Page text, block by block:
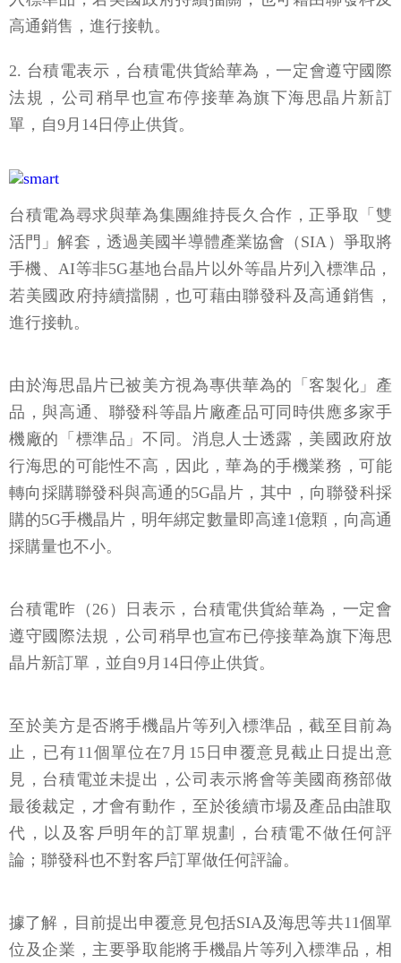
高通銷售，進行接軌。
2. 台積電表示，台積電供貨給華為，一定會遵守國際
法規，公司稍早也宣布停接華為旗下海思晶片新訂
單，自9月14日停止供貨。
台積電為尋求與華為集團維持長久合作，正爭取「雙
活門」解套，透過美國半導體產業協會（SIA）爭取將
手機、AI等非5G基地台晶片以外等晶片列入標準品，
若美國政府持續擋關，也可藉由聯發科及高通銷售，
進行接軌。
由於海思晶片已被美方視為專供華為的「客製化」產
品，與高通、聯發科等晶片廠產品可同時供應多家手
機廠的「標準品」不同。消息人士透露，美國政府放
行海思的可能性不高，因此，華為的手機業務，可能
轉向採購聯發科與高通的5G晶片，其中，向聯發科採
購的5G手機晶片，明年綁定數量即高達1億顆，向高通
採購量也不小。
台積電昨（26）日表示，台積電供貨給華為，一定會
遵守國際法規，公司稍早也宣布已停接華為旗下海思
晶片新訂單，並自9月14日停止供貨。
至於美方是否將手機晶片等列入標準品，截至目前為
止，已有11個單位在7月15日申覆意見截止日提出意
見，台積電並未提出，公司表示將會等美國商務部做
最後裁定，才會有動作，至於後續市場及產品由誰取
代，以及客戶明年的訂單規劃，台積電不做任何評
論；聯發科也不對客戶訂單做任何評論。
據了解，目前提出申覆意見包括SIA及海思等共11個單
位及企業，主要爭取能將手機晶片等列入標準品，相